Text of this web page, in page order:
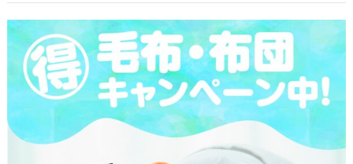
ホーム
コースメニュー
クリーニング料金